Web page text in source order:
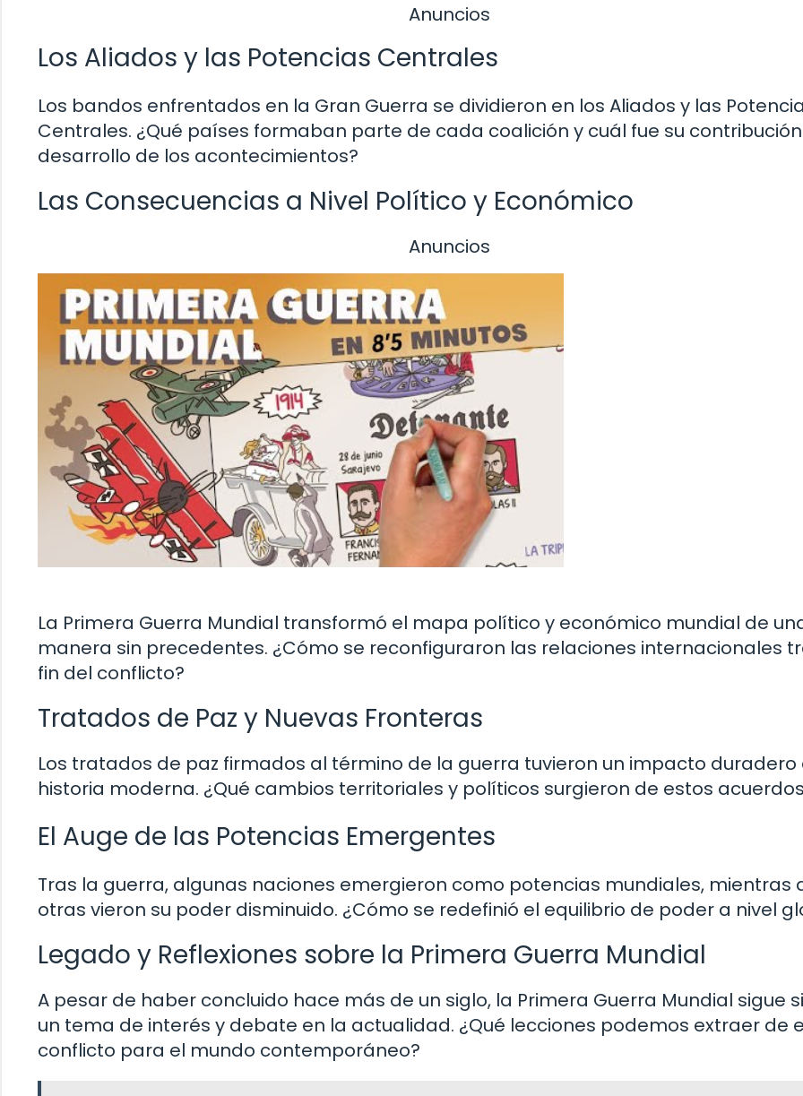
Anuncios
Los Aliados y las Potencias Centrales
Los bandos enfrentados en la Gran Guerra se dividieron en los Aliados y las
Centrales. ¿Qué países formaban parte de cada coalición y cuál fue su
desarrollo de los acontecimientos?
Las Consecuencias a Nivel Político y Económico
Anuncios
La Primera Guerra Mundial transformó el mapa político y económico mundial de
manera sin precedentes. ¿Cómo se reconfiguraron las relaciones internacionales
fin del conflicto?
Tratados de Paz y Nuevas Fronteras
Los tratados de paz firmados al término de la guerra tuvieron un impacto duradero
historia moderna. ¿Qué cambios territoriales y políticos surgieron de estos
El Auge de las Potencias Emergentes
Tras la guerra, algunas naciones emergieron como potencias mundiales, mientras
otras vieron su poder disminuido. ¿Cómo se redefinió el equilibrio de poder a nivel
Legado y Reflexiones sobre la Primera Guerra Mundial
A pesar de haber concluido hace más de un siglo, la Primera Guerra Mundial sigue
un tema de interés y debate en la actualidad. ¿Qué lecciones podemos extraer de
conflicto para el mundo contemporáneo?